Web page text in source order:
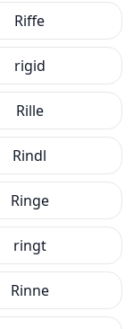
Riffe
rigid
Rille
Rindl
Ringe
ringt
Rinne